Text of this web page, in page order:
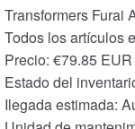
Transformers Furai
Todos los artículos
Precio: €79.85 EUR
Estado del
Ilegada estimada: